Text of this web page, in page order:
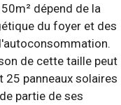
dépend de la
du foyer et des
de cette taille peut
25 panneaux solaires
partie de ses